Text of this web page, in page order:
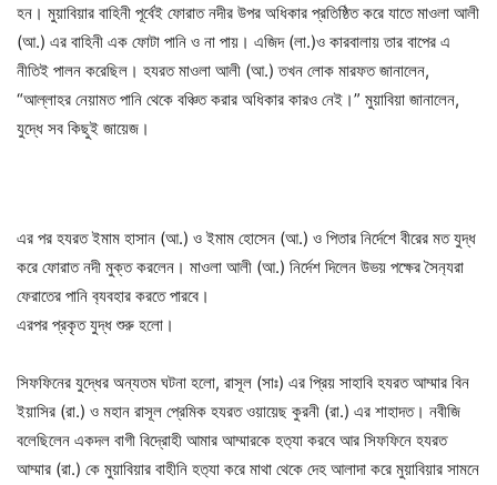
হন। মুয়াবিয়ার বাহিনী পূর্বেই ফোরাত নদীর উপর অধিকার প্রতিষ্ঠিত করে যাতে মাওলা আলী
(আ.) এর বাহিনী এক ফোটা পানি ও না পায়। এজিদ (লা.)ও কারবালায় তার বাপের এ
নীতিই পালন করেছিল। হযরত মাওলা আলী (আ.) তখন লোক মারফত জানালেন,
“আল্লাহর নেয়ামত পানি থেকে বঞ্চিত করার অধিকার কারও নেই।” মুয়াবিয়া জানালেন,
যুদ্ধে সব কিছুই জায়েজ।
এর পর হযরত ইমাম হাসান (আ.) ও ইমাম হোসেন (আ.) ও পিতার নির্দেশে বীরের মত যুদ্ধ
করে ফোরাত নদী মুক্ত করলেন। মাওলা আলী (আ.) নির্দেশ দিলেন উভয় পক্ষের সৈন‍্যরা
ফেরাতের পানি ব‍্যবহার করতে পারবে।
এরপর প্রকৃত যুদ্ধ শুরু হলো।
সিফফিনের যুদ্ধের অন্যতম ঘটনা হলো, রাসূল (সাঃ) এর প্রিয় সাহাবি হযরত আম্মার বিন
ইয়াসির (রা.) ও মহান রাসূল প্রেমিক হযরত ওয়ায়েছ কুরনী (রা.) এর শাহাদত। নবীজি
বলেছিলেন একদল বাগী বিদ্রোহী আমার আম্মারকে হত‍্যা করবে আর সিফফিনে হযরত
আম্মার (রা.) কে মুয়াবিয়ার বাহীনি হত‍্যা করে মাথা থেকে দেহ আলাদা করে মুয়াবিয়ার সামনে